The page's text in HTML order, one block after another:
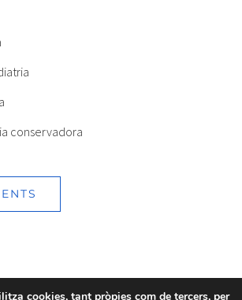
conservadora
cookies, tant pròpies com de tercers, per